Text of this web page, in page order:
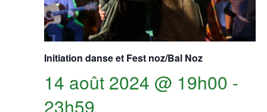
Initiation danse et Fest noz/Bal Noz
14 août 2024 @ 19h00 -
23h59